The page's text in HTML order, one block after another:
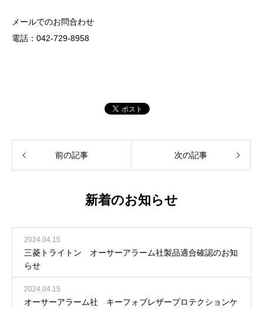
メールでのお問合わせ
電話：042-729-8958
前の記事 次の記事
新着のお知らせ
2024.04.15
三菱トライトン オーサーアラーム社製品適合確認のお知
らせ
2024.04.15
オーサーアラーム社 キーフォブレザープロテクションケ